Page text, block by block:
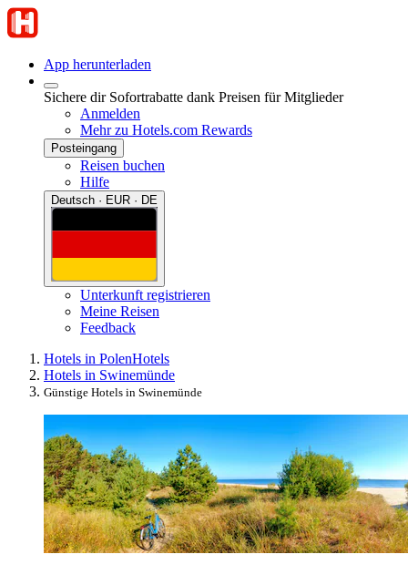
App herunterladen
Sichere dir Sofortrabatte dank Preisen für Mitglieder
Anmelden
Mehr zu Hotels.com Rewards
Posteingang
Reisen buchen
Hilfe
Deutsch · EUR · DE
Unterkunft registrieren
Meine Reisen
Feedback
Hotels in PolenHotels
Hotels in Swinemünde
Günstige Hotels in Swinemünde